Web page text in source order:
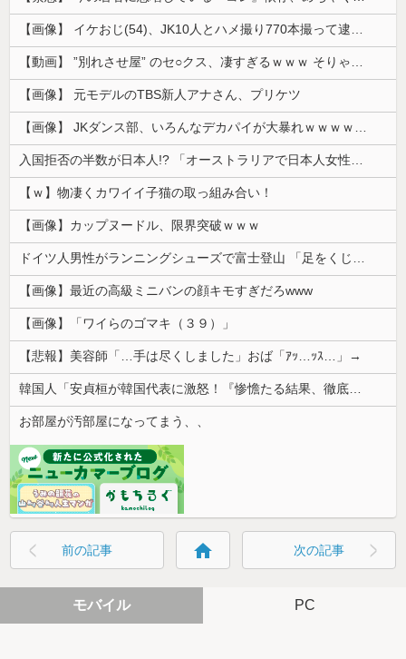
【画像】 元モデルのTBS新人アナさん、プリケツ
【ｗ】物凄くカワイイ子猫の取っ組み合い！
【画像】カップヌードル、限界突破ｗｗｗ
【画像】最近の高級ミニバンの顔キモすぎだろwww
【画像】「ワイらのゴマキ（３９）」
【悲報】美容師「…手は尽くしました」おば「ｱｯ…ｯｽ…」→
お部屋が汚部屋になってまう、、
前の記事 home 次の記事
モバイル PC